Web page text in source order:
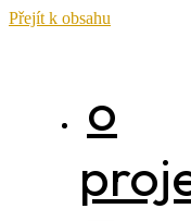
Přejít k obsahu
o